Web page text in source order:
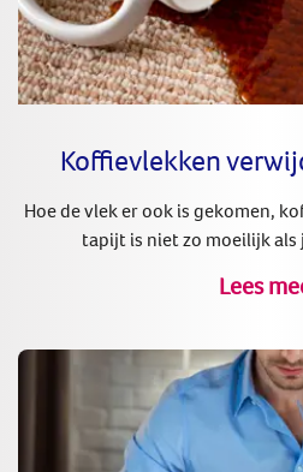
Koffievlekken
Hoe de vlek er ook is gekomen,
tapijt is niet zo moeilijk als
Lees